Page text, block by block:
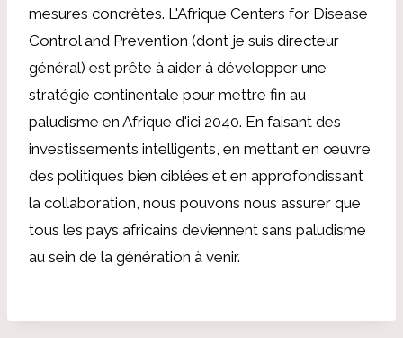
mesures concrètes. L'Afrique Centers for Disease
Control and Prevention (dont je suis directeur
général) est prête à aider à développer une
stratégie continentale pour mettre fin au
paludisme en Afrique d'ici 2040. En faisant des
investissements intelligents, en mettant en œuvre
des politiques bien ciblées et en approfondissant
la collaboration, nous pouvons nous assurer que
tous les pays africains deviennent sans paludisme
au sein de la génération à venir.